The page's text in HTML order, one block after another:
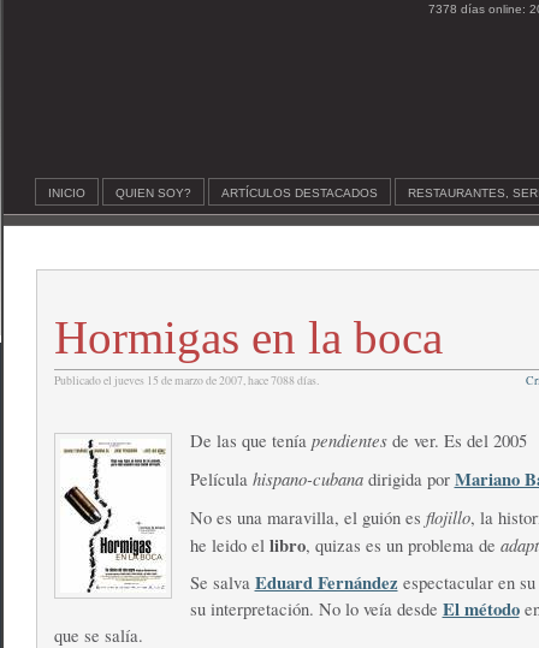
7378 días online:
INICIO QUIEN SOY? ARTÍCULOS DESTACADOS RESTAURANTES,
Hormigas en la boca
Publicado el jueves 15 de marzo de 2007, hace 7088 días.
De las que tenía pendientes de ver. Es del 2005
Película hispano-cubanadirigida por Mariano
No es una maravilla, el guión es flojillo, la
he leido el libro, quizas es un problema de
Se salva Eduard Fernández espectacular en su
su interpretación. No lo veía desde El método
que se salía.